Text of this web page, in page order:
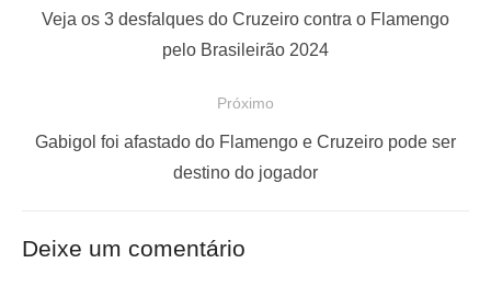
o
P
a
Veja os 3 desfalques do Cruzeiro contra o Flamengo
pelo Brasileirão 2024
Próximo
P
Gabigol foi afastado do Flamengo e Cruzeiro pode ser
destino do jogador
Deixe um comentário